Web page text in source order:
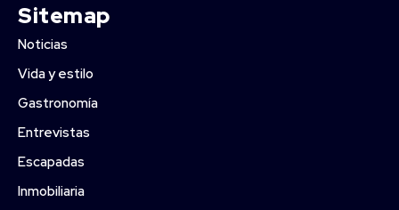
Sitemap
Noticias
Vida y estilo
Gastronomía
Entrevistas
Escapadas
Inmobiliaria